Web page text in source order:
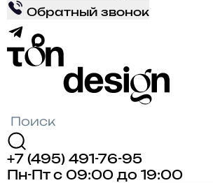
Обратный звонок
+7 (495) 491-76-95
Пн-Пт с 09:00 до 19:00